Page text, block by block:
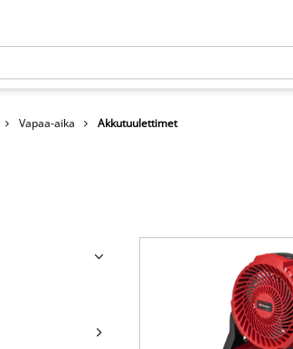
Vapaa-aika Akkutuulettimet